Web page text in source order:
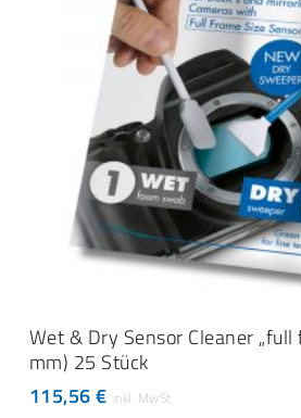
IN DEN
Wet & Dry Sensor Cleaner „full
mm) 25 Stück
115,56€